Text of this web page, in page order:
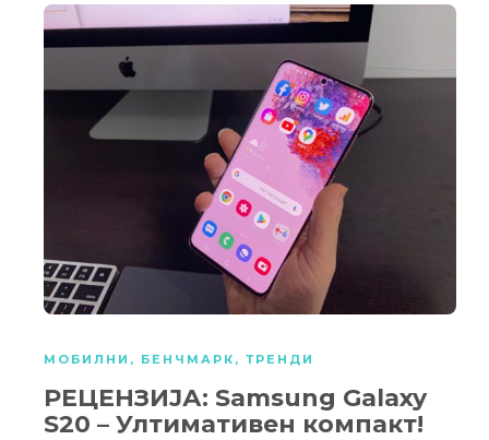
МОБИЛНИ , БЕНЧМАРК , ТРЕНДИ
РЕЦЕНЗИЈА: Samsung Galaxy
S20 – Ултимативен компакт!